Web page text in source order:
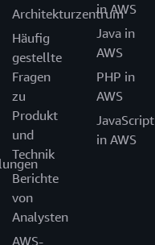
Architekturzentrum
Häufig
gestellte
Fragen
zu
Produkt
und
Technik
Berichte
von
Analysten
AWS-
in AWS
Java in
AWS
PHP in
AWS
JavaScript
in AWS